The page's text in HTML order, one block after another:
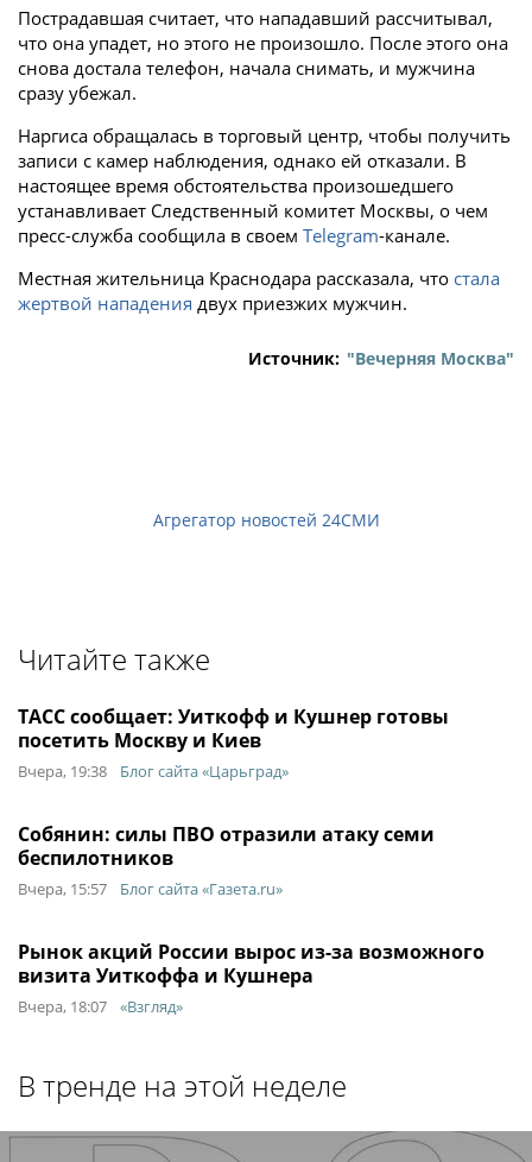
Пострадавшая считает, что нападавший рассчитывал,
что она упадет, но этого не произошло. После этого она
снова достала телефон, начала снимать, и мужчина
сразу убежал.
Наргиса обращалась в торговый центр, чтобы получить
записи с камер наблюдения, однако ей отказали. В
настоящее время обстоятельства произошедшего
устанавливает Следственный комитет Москвы, о чем
пресс-служба сообщила в своем Telegram-канале.
Местная жительница Краснодара рассказала, что стала
жертвой нападения двух приезжих мужчин.
Источник: "Вечерняя Москва"
Агрегатор новостей 24СМИ
Читайте также
ТАСС сообщает: Уиткофф и Кушнер готовы
посетить Москву и Киев
Вчера, 19:38 Блог сайта «Царьград»
Собянин: силы ПВО отразили атаку семи
беспилотников
Вчера, 15:57 Блог сайта «Газета.ru»
Рынок акций России вырос из-за возможного
визита Уиткоффа и Кушнера
Вчера, 18:07 «Взгляд»
В тренде на этой неделе